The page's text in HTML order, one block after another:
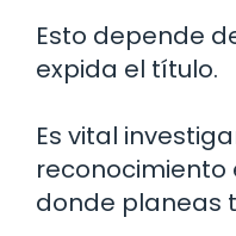
Esto depende
expida el título.
Es vital
reconocimiento
donde planeas